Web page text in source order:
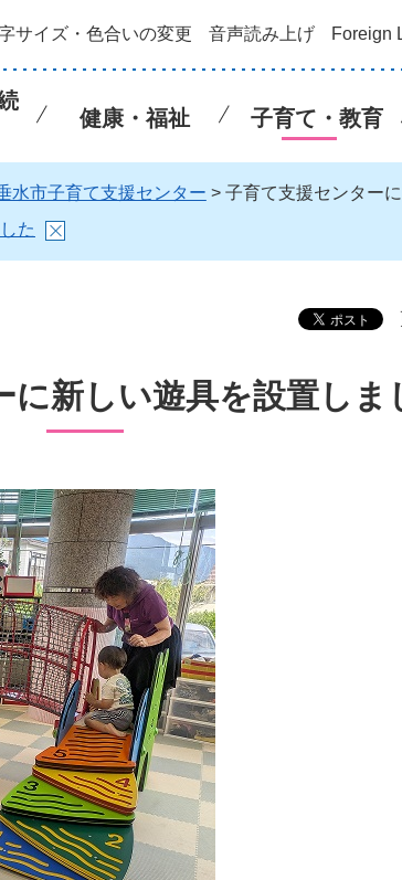
サイズ・色合いの変更 音声読み上げ Foreign
健康・福祉 子育て・教育
水市子育て支援センター > 子育て支援センター
た
に新しい遊具を設置しま